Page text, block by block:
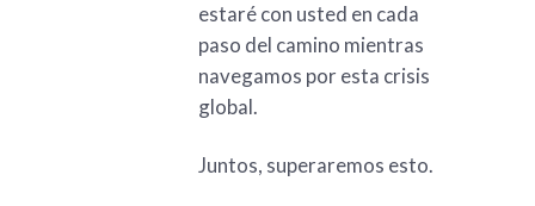
estaré con usted en cada
paso del camino mientras
navegamos por esta crisis
global.
Juntos, superaremos esto.